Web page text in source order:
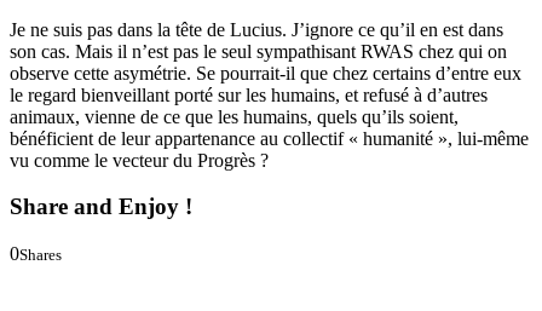
Je ne suis pas dans la tête de Lucius. J’ignore ce qu’il en est dans
son cas. Mais il n’est pas le seul sympathisant RWAS chez qui on
observe cette asymétrie. Se pourrait-il que chez certains d’entre eux
le regard bienveillant porté sur les humains, et refusé à d’autres
animaux, vienne de ce que les humains, quels qu’ils soient,
bénéficient de leur appartenance au collectif « humanité », lui-même
vu comme le vecteur du Progrès ?
Share and Enjoy !
0Shares